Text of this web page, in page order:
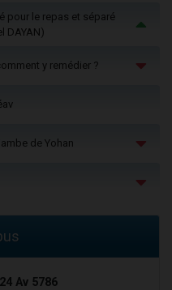
pour le repas et séparé
DAYAN)
y remédier ?
de Yohan
Av 5786